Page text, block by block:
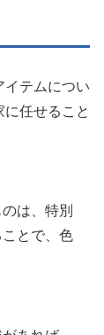
イテムについ
任せること
は、特別
とで、色